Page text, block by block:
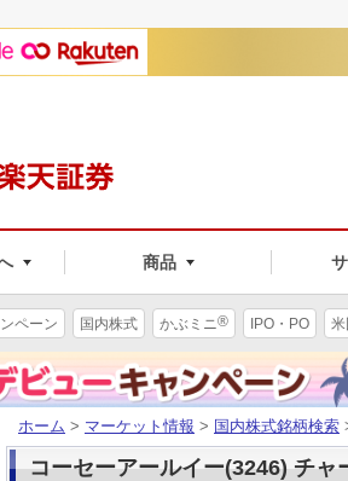
商品
ペーン 国内株式 かぶミニ® IPO・PO
ホーム > マーケット情報 > 国内株式銘柄検索
コーセーアールイー(3246) チャ